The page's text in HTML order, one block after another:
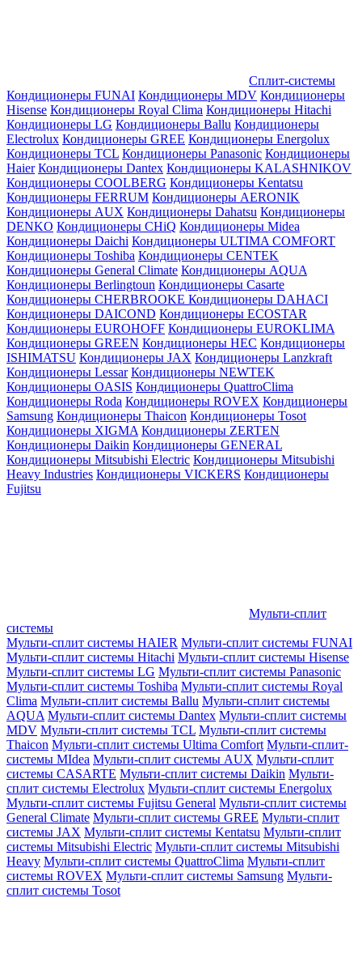
Сплит-системы
Кондиционеры FUNAI Кондиционеры MDV Кондиционеры
Hisense Кондиционеры Royal Clima Кондиционеры Hitachi
Кондиционеры LG Кондиционеры Ballu Кондиционеры
Electrolux Кондиционеры GREE Кондиционеры Energolux
Кондиционеры TCL Кондиционеры Panasonic Кондиционеры
Haier Кондиционеры Dantex Кондиционеры KALASHNIKOV
Кондиционеры СOOLBERG Кондиционеры Kentatsu
Кондиционеры FERRUM Кондиционеры AERONIK
Кондиционеры AUX Кондиционеры Dahatsu Кондиционеры
DENKO Кондиционеры CHiQ Кондиционеры Midea
Кондиционеры Daichi Кондиционеры ULTIMA COMFORT
Кондиционеры Toshiba Кондиционеры CENTEK
Кондиционеры General Climate Кондиционеры AQUA
Кондиционеры Berlingtoun Кондиционеры Casarte
Кондиционеры CHERBROOKE Кондиционеры DAHACI
Кондиционеры DAICOND Кондиционеры ECOSTAR
Кондиционеры EUROHOFF Кондиционеры EUROKLIMA
Кондиционеры GREEN Кондиционеры HEC Кондиционеры
ISHIMATSU Кондиционеры JAX Кондиционеры Lanzkraft
Кондиционеры Lessar Кондиционеры NEWTEK
Кондиционеры OASIS Кондиционеры QuattroClima
Кондиционеры Roda Кондиционеры ROVEX Кондиционеры
Samsung Кондиционеры Thaicon Кондиционеры Tosot
Кондиционеры XIGMA Кондиционеры ZERTEN
Кондиционеры Daikin Кондиционеры GENERAL
Кондиционеры Mitsubishi Electric Кондиционеры Mitsubishi
Heavy Industries Кондиционеры VICKERS Кондиционеры
Fujitsu
Мульти-сплит
системы
Мульти-сплит системы HAIER Мульти-сплит системы FUNAI
Мульти-сплит системы Hitachi Мульти-сплит системы Hisense
Мульти-сплит системы LG Мульти-сплит системы Panasonic
Мульти-сплит системы Toshiba Мульти-сплит системы Royal
Clima Мульти-сплит системы Ballu Мульти-сплит системы
AQUA Мульти-сплит системы Dantex Мульти-сплит системы
MDV Мульти-сплит системы TCL Мульти-сплит системы
Thaicon Мульти-сплит системы Ultima Comfort Мульти-сплит-
системы MIdea Мульти-сплит системы AUX Мульти-сплит
системы CASARTE Мульти-сплит системы Daikin Мульти-
сплит системы Electrolux Мульти-сплит системы Energolux
Мульти-сплит системы Fujitsu General Мульти-сплит системы
General Climate Мульти-сплит системы GREE Мульти-сплит
системы JAX Мульти-сплит системы Kentatsu Мульти-сплит
системы Mitsubishi Electric Мульти-сплит системы Mitsubishi
Heavy Мульти-сплит системы QuattroClima Мульти-сплит
системы ROVEX Мульти-сплит системы Samsung Мульти-
сплит системы Tosot